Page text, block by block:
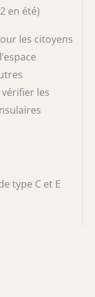
en été)
les citoyens
les
type C et E